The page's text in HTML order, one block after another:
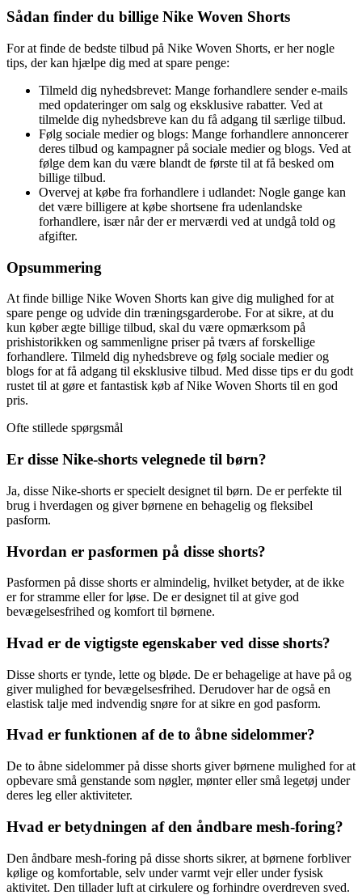
Sådan finder du billige Nike Woven Shorts
For at finde de bedste tilbud på Nike Woven Shorts, er her nogle
tips, der kan hjælpe dig med at spare penge:
Tilmeld dig nyhedsbrevet: Mange forhandlere sender e-mails
med opdateringer om salg og eksklusive rabatter. Ved at
tilmelde dig nyhedsbreve kan du få adgang til særlige tilbud.
Følg sociale medier og blogs: Mange forhandlere annoncerer
deres tilbud og kampagner på sociale medier og blogs. Ved at
følge dem kan du være blandt de første til at få besked om
billige tilbud.
Overvej at købe fra forhandlere i udlandet: Nogle gange kan
det være billigere at købe shortsene fra udenlandske
forhandlere, især når der er merværdi ved at undgå told og
afgifter.
Opsummering
At finde billige Nike Woven Shorts kan give dig mulighed for at
spare penge og udvide din træningsgarderobe. For at sikre, at du
kun køber ægte billige tilbud, skal du være opmærksom på
prishistorikken og sammenligne priser på tværs af forskellige
forhandlere. Tilmeld dig nyhedsbreve og følg sociale medier og
blogs for at få adgang til eksklusive tilbud. Med disse tips er du godt
rustet til at gøre et fantastisk køb af Nike Woven Shorts til en god
pris.
Ofte stillede spørgsmål
Er disse Nike-shorts velegnede til børn?
Ja, disse Nike-shorts er specielt designet til børn. De er perfekte til
brug i hverdagen og giver børnene en behagelig og fleksibel
pasform.
Hvordan er pasformen på disse shorts?
Pasformen på disse shorts er almindelig, hvilket betyder, at de ikke
er for stramme eller for løse. De er designet til at give god
bevægelsesfrihed og komfort til børnene.
Hvad er de vigtigste egenskaber ved disse shorts?
Disse shorts er tynde, lette og bløde. De er behagelige at have på og
giver mulighed for bevægelsesfrihed. Derudover har de også en
elastisk talje med indvendig snøre for at sikre en god pasform.
Hvad er funktionen af de to åbne sidelommer?
De to åbne sidelommer på disse shorts giver børnene mulighed for at
opbevare små genstande som nøgler, mønter eller små legetøj under
deres leg eller aktiviteter.
Hvad er betydningen af den åndbare mesh-foring?
Den åndbare mesh-foring på disse shorts sikrer, at børnene forbliver
kølige og komfortable, selv under varmt vejr eller under fysisk
aktivitet. Den tillader luft at cirkulere og forhindre overdreven sved.